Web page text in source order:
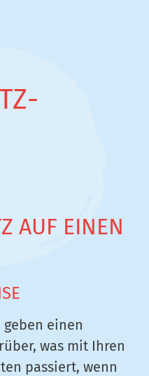
AUF EINEN
einen
was mit Ihren
passiert, wenn